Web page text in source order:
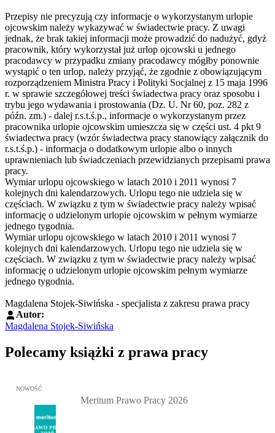
Przepisy nie precyzują czy informacje o wykorzystanym urlopie
ojcowskim należy wykazywać w świadectwie pracy. Z uwagi
jednak, że brak takiej informacji może prowadzić do nadużyć, gdyż
pracownik, który wykorzystał już urlop ojcowski u jednego
pracodawcy w przypadku zmiany pracodawcy mógłby ponownie
wystąpić o ten urlop, należy przyjąć, że zgodnie z obowiązującym
rozporządzeniem Ministra Pracy i Polityki Socjalnej z 15 maja 1996
r. w sprawie szczegółowej treści świadectwa pracy oraz sposobu i
trybu jego wydawania i prostowania (Dz. U. Nr 60, poz. 282 z
późn. zm.) - dalej r.s.t.ś.p., informacje o wykorzystanym przez
pracownika urlopie ojcowskim umieszcza się w części ust. 4 pkt 9
świadectwa pracy (wzór świadectwa pracy stanowiący załącznik do
r.s.t.ś.p.) - informacja o dodatkowym urlopie albo o innych
uprawnieniach lub świadczeniach przewidzianych przepisami prawa
pracy.
Wymiar urlopu ojcowskiego w latach 2010 i 2011 wynosi 7
kolejnych dni kalendarzowych. Urlopu tego nie udziela się w
częściach. W związku z tym w świadectwie pracy należy wpisać
informację o udzielonym urlopie ojcowskim w pełnym wymiarze
jednego tygodnia.
Wymiar urlopu ojcowskiego w latach 2010 i 2011 wynosi 7
kolejnych dni kalendarzowych. Urlopu tego nie udziela się w
częściach. W związku z tym w świadectwie pracy należy wpisać
informację o udzielonym urlopie ojcowskim pełnym wymiarze
jednego tygodnia.
Magdalena Stojek-Siwińska - specjalista z zakresu prawa pracy
Autor:
Magdalena Stojek-Siwińska
Polecamy książki z prawa pracy
Przejdź do: Meritum Prawo Pracy 2026, Kazimierz Jaśkowski -
NOWOŚĆ
Meritum Prawo Pracy 2026